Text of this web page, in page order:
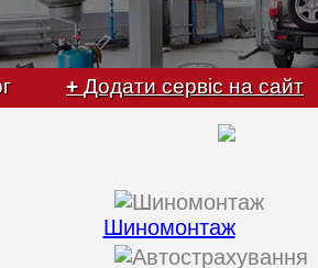
+ Додати сервіс на сайт
Шиномонтаж